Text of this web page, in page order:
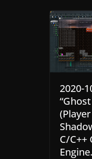
2020-
C/C++